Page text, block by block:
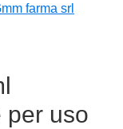
farma srl
per uso